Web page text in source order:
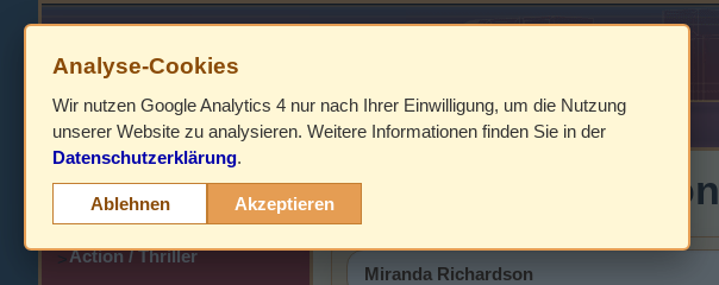
HOME
>
> Action
>Action / Thriller
Miranda Richardson
Analyse-Cookies
Wir nutzen Google Analytics 4 nur nach Ihrer Einwilligung, um die Nutzung
unserer Website zu analysieren. Weitere Informationen finden Sie in der
Datenschutzerklärung.
Ablehnen Akzeptieren